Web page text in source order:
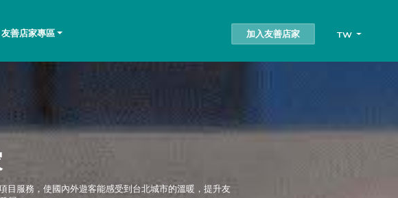
友善店家專區 加入友善店家 TW
服務，使國內外遊客能感受到台北城市的溫暖，提升友